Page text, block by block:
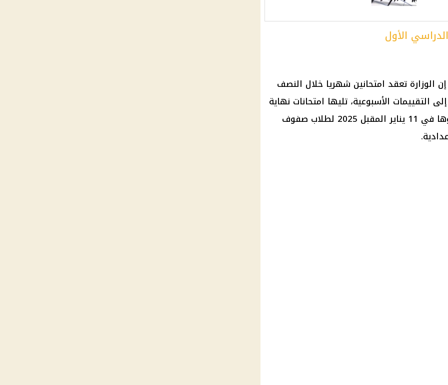
الأول
إن الوزارة تعقد امتحانين شهريا خلال النصف
التقييمات الأسبوعية، تليها امتحانات نهاية
الفصل الدراسي الأول المقرر إجراؤها في 11 يناير المقبل 2025 لطلاب صفوف